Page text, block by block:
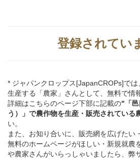
登録されてい
* ジャパンクロップス[JapanCROPs]で
生産する「農家」さんとして、無料で情
詳細はこちらのページ下部に記載の"「邑
う）」 で農作物を生産・販売されている
い。
また、お知り合いに、販売網を広げたい
無料のホームページがほしい・新規就農
や農家さんがいらっしゃいましたら、弊